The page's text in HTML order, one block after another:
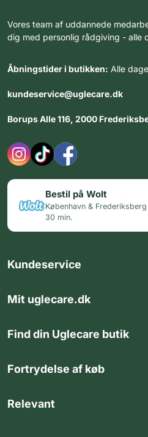
Vores team af uddannede
dig med personlig rådgiving - alle
Åbningstider i butikken: Alle
kundeservice@uglecare.dk
Borups Alle 116, 2000
Bestil på Wolt
København &
30 min.
Kundeservice
Mit uglecare.dk
Find din Uglecare butik
Fortrydelse af køb
Relevant